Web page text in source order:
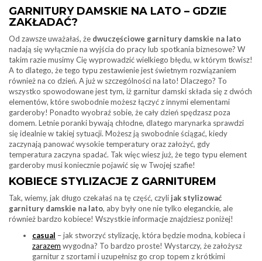
GARNITURY DAMSKIE NA LATO – GDZIE
ZAKŁADAĆ?
Od zawsze uważałaś, że dwuczęściowe garnitury damskie na lato
nadają się wyłącznie na wyjścia do pracy lub spotkania biznesowe? W
takim razie musimy Cię wyprowadzić wielkiego błędu, w którym tkwisz!
A to dlatego, że tego typu zestawienie jest świetnym rozwiązaniem
również na co dzień. A już w szczególności na lato! Dlaczego? To
wszystko spowodowane jest tym, iż garnitur damski składa się z dwóch
elementów, które swobodnie możesz łączyć z innymi elementami
garderoby! Ponadto wyobraź sobie, że cały dzień spędzasz poza
domem. Letnie poranki bywają chłodne, dlatego marynarka sprawdzi
się idealnie w takiej sytuacji. Możesz ją swobodnie ściągać, kiedy
zaczynają panować wysokie temperatury oraz założyć, gdy
temperatura zaczyna spadać. Tak więc wiesz już, że tego typu element
garderoby musi koniecznie pojawić się w Twojej szafie!
KOBIECE STYLIZACJE Z GARNITUREM
Tak, wiemy, jak długo czekałaś na tę część, czyli jak stylizować
garnitury damskie na lato, aby były one nie tylko eleganckie, ale
również bardzo kobiece! Wszystkie informacje znajdziesz poniżej!
casual – jak stworzyć stylizację, która będzie modna, kobieca i
zarazem wygodna? To bardzo proste! Wystarczy, że założysz
garnitur z szortami i uzupełnisz go crop topem z krótkimi